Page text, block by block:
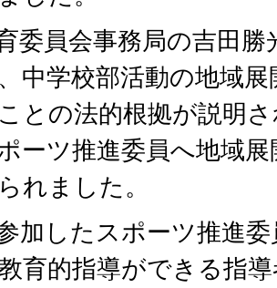
委員会事務局の吉田
中学校部活動の地域
との法的根拠が説明
ーツ推進委員へ地域
れました。
加したスポーツ推進
育的指導ができる指